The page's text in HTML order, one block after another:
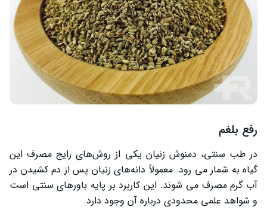
رفع بلغم
در طب سنتی، دمنوش زنیان یکی از روش‌های رایج مصرف این
گیاه به شمار می ‌رود. معمولاً دانه‌های زنیان پس از دم کشیدن در
آب گرم مصرف می‌ شوند. این کاربرد بر پایه باورهای سنتی است
و شواهد علمی محدودی درباره آن وجود دارد.